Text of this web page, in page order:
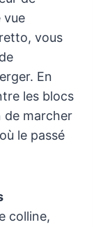
vue
vous
En
les blocs
de marcher
le passé
colline,